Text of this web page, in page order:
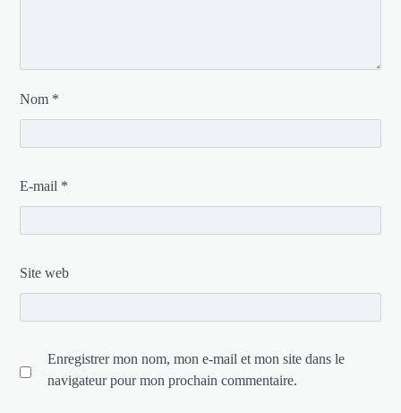
Nom *
E-mail *
Site web
Enregistrer mon nom, mon e-mail et mon site dans le
navigateur pour mon prochain commentaire.